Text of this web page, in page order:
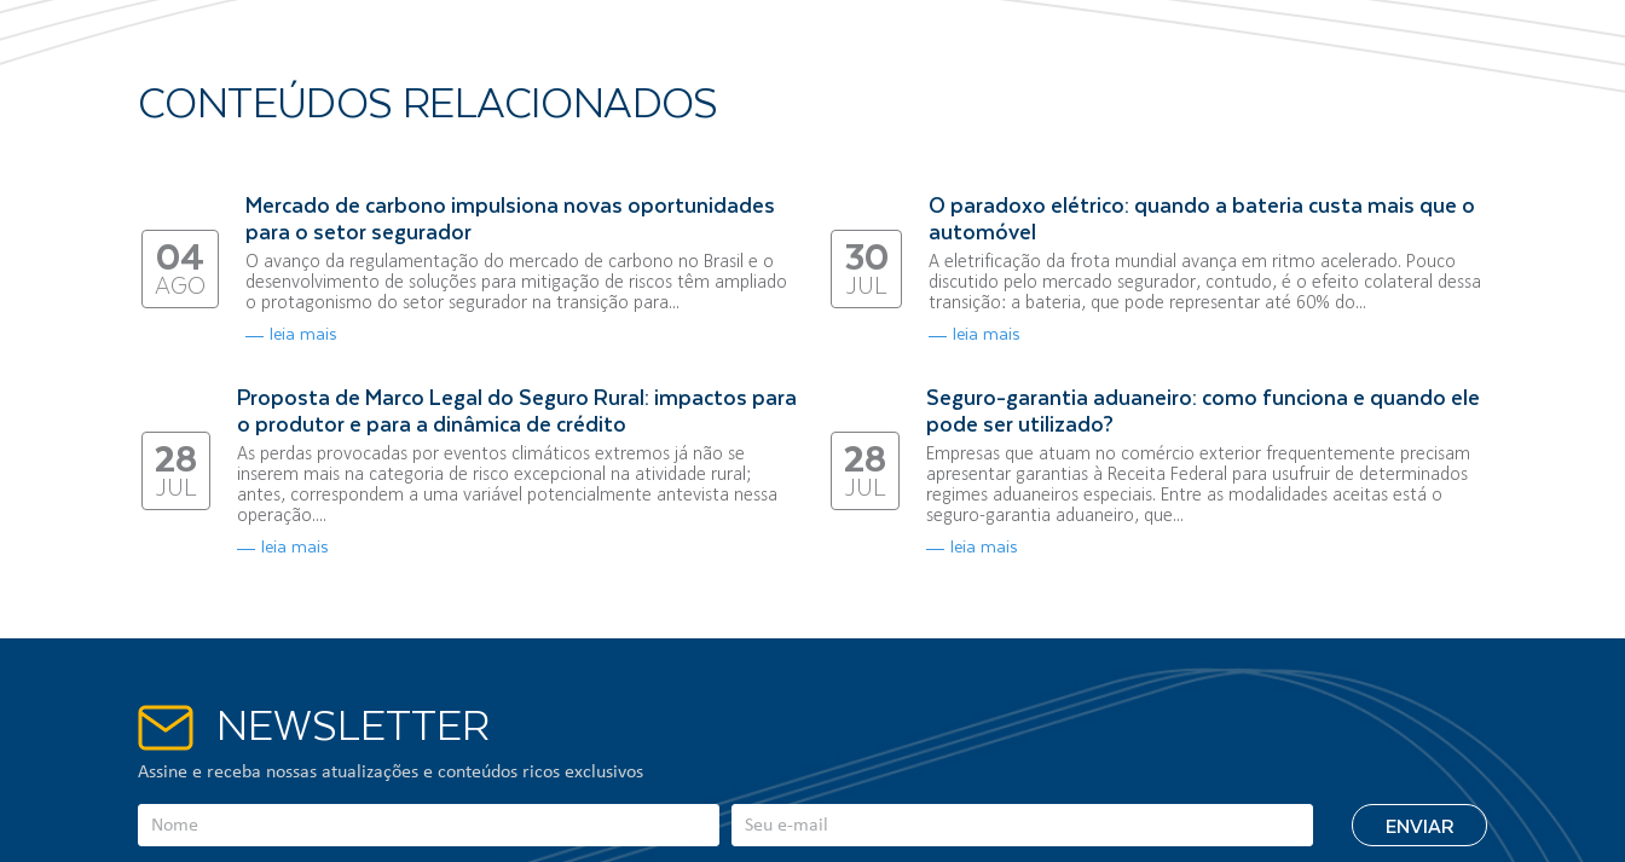
CONTEÚDOS RELACIONADOS
04
AGO
Mercado de carbono impulsiona novas oportunidades
para o setor segurador
O avanço da regulamentação do mercado de carbono no Brasil e o
desenvolvimento de soluções para mitigação de riscos têm ampliado
o protagonismo do setor segurador na transição para...
leia mais
30
JUL
O paradoxo elétrico: quando a bateria custa mais que o
automóvel
A eletrificação da frota mundial avança em ritmo acelerado. Pouco
discutido pelo mercado segurador, contudo, é o efeito colateral dessa
transição: a bateria, que pode representar até 60% do...
leia mais
28
JUL
Proposta de Marco Legal do Seguro Rural: impactos para
o produtor e para a dinâmica de crédito
As perdas provocadas por eventos climáticos extremos já não se
inserem mais na categoria de risco excepcional na atividade rural;
antes, correspondem a uma variável potencialmente antevista nessa
operação....
leia mais
28
JUL
Seguro-garantia aduaneiro: como funciona e quando ele
pode ser utilizado?
Empresas que atuam no comércio exterior frequentemente precisam
apresentar garantias à Receita Federal para usufruir de determinados
regimes aduaneiros especiais. Entre as modalidades aceitas está o
seguro-garantia aduaneiro, que...
leia mais
NEWSLETTER
Assine e receba nossas atualizações e conteúdos ricos exclusivos